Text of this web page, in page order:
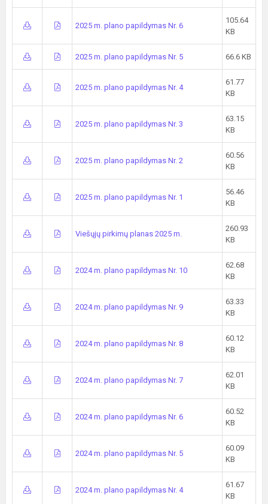
2025 m. plano papildymas Nr. 6
105.64
KB
2025 m. plano papildymas Nr. 5 66.6 KB
2025 m. plano papildymas Nr. 4
61.77
KB
2025 m. plano papildymas Nr. 3
63.15
KB
2025 m. plano papildymas Nr. 2
60.56
KB
2025 m. plano papildymas Nr. 1
56.46
KB
Viešųjų pirkimų planas 2025 m.
260.93
KB
2024 m. plano papildymas Nr. 10
62.68
KB
2024 m. plano papildymas Nr. 9
63.33
KB
2024 m. plano papildymas Nr. 8
60.12
KB
2024 m. plano papildymas Nr. 7
62.01
KB
2024 m. plano papildymas Nr. 6
60.52
KB
2024 m. plano papildymas Nr. 5
60.09
KB
2024 m. plano papildymas Nr. 4
61.67
KB